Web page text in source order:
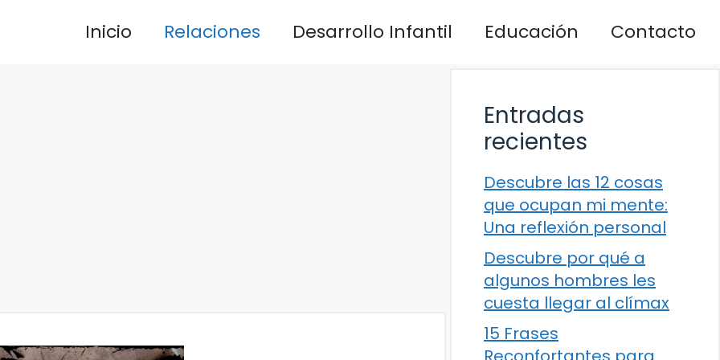
Inicio Relaciones Desarrollo Infantil Educación Contacto
Entradas
recientes
Descubre las 12 cosas
que ocupan mi mente:
Una reflexión personal
Descubre por qué a
algunos hombres les
cuesta llegar al clímax
15 Frases